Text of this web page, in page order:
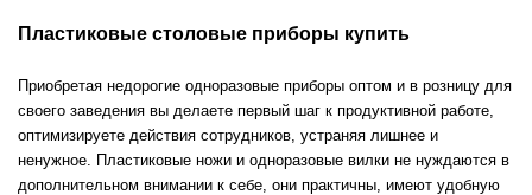
Пластиковые столовые приборы купить
Приобретая недорогие одноразовые приборы оптом и в розницу для
своего заведения вы делаете первый шаг к продуктивной работе,
оптимизируете действия сотрудников, устраняя лишнее и
ненужное. Пластиковые ножи и одноразовые вилки не нуждаются в
дополнительном внимании к себе, они практичны, имеют удобную